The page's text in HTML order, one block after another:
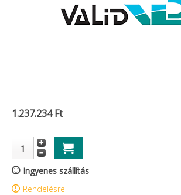
1.237.234 Ft
Ingyenes szállítás
Rendelésre